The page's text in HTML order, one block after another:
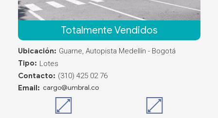
Totalmente Vendidos
Ubicación: Guarne, Autopista Medellín - Bogotá
Tipo: Lotes
Contacto: (310) 425 02 76
Email: cargo@umbral.co